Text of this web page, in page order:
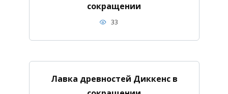
сокращении
33
Лавка древностей Диккенс в